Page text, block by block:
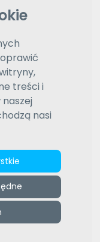
treści i
nasi
które
przemówienie.
stosuje
a